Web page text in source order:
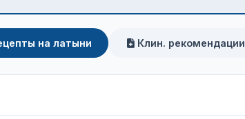
на латыни Клин. рекомендации